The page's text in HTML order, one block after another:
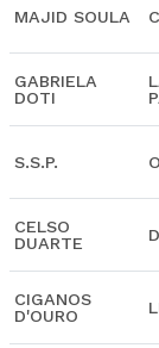
MAJID SOULA
GABRIELA
DOTI
S.S.P.
CELSO
DUARTE
CIGANOS
D'OURO